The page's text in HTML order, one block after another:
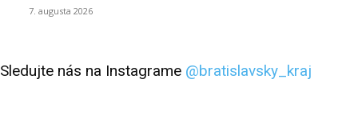
7. augusta 2026
Sledujte nás na Instagrame @bratislavsky_kraj